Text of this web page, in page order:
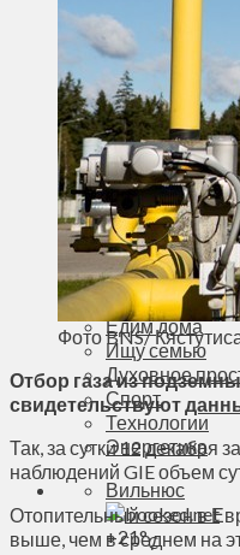
Фоторепортаж
Туризм
ЛК
Сеньорам
Образование
Экология
Происшествия
Приграничье
Деньги
Визиты
Выборы
Агроновости
Едим дома
Ищу семью
Духовное
Спорт
Технологии
Энергетика
Вильнюс
+21°C
Фото BNS/
Отбор газа из
свидетельствуют
Так, за сутки 12 декабря
наблюдений GIE объем
Отопительный сезон в
выше, чем в среднем на